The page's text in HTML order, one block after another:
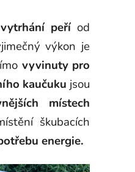
peříod
výkon je
vyvinuty pro
kaučuku jsou
místech
škubacích
energie.